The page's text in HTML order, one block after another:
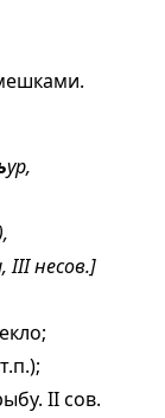
ур,
III несов.]
II сов.